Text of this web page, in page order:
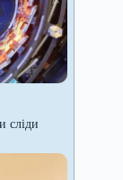
сліди